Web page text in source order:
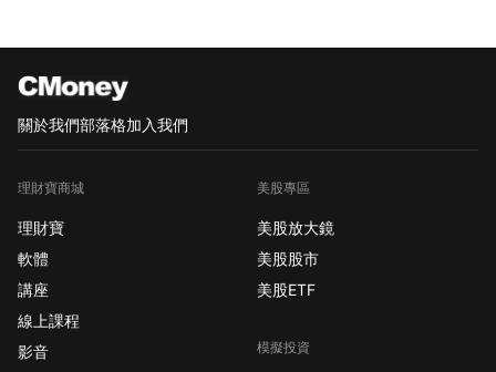
關於我們部落格加入我們
理財寶商城
理財寶
軟體
講座
線上課程
影音
美股專區
美股放大鏡
美股股市
美股ETF
模擬投資